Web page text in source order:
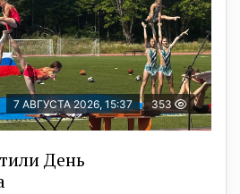
7 АВГУСТА 2026, 15:37 353
День